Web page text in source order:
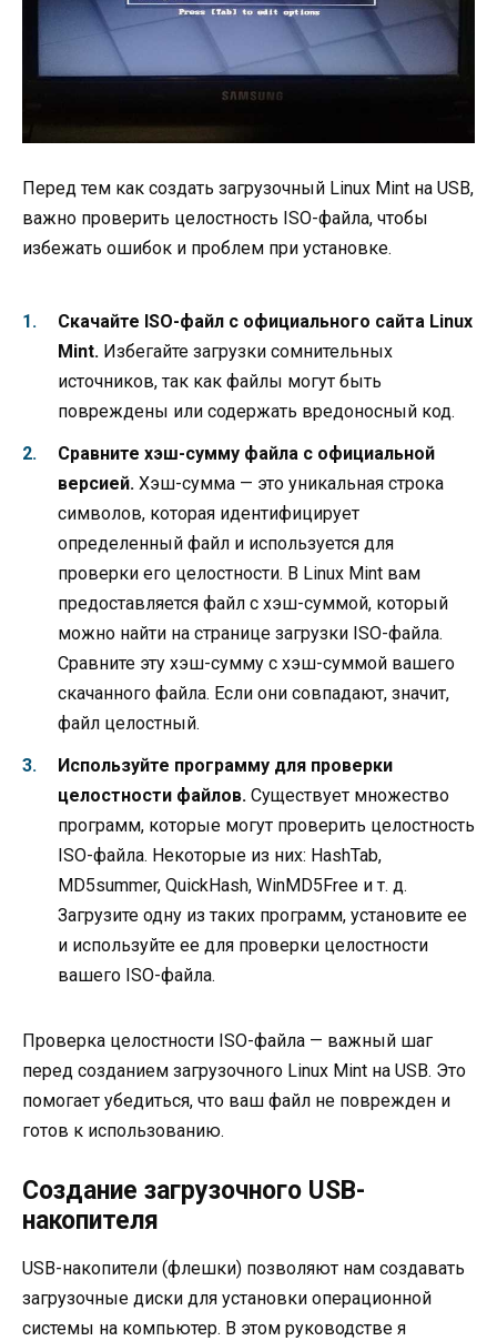
Перед тем как создать загрузочный Linux Mint на USB,
важно проверить целостность ISO-файла, чтобы
избежать ошибок и проблем при установке.
Скачайте ISO-файл с официального сайта Linux
Mint. Избегайте загрузки сомнительных
источников, так как файлы могут быть
повреждены или содержать вредоносный код.
Сравните хэш-сумму файла с официальной
версией. Хэш-сумма — это уникальная строка
символов, которая идентифицирует
определенный файл и используется для
проверки его целостности. В Linux Mint вам
предоставляется файл с хэш-суммой, который
можно найти на странице загрузки ISO-файла.
Сравните эту хэш-сумму с хэш-суммой вашего
скачанного файла. Если они совпадают, значит,
файл целостный.
Используйте программу для проверки
целостности файлов. Существует множество
программ, которые могут проверить целостность
ISO-файла. Некоторые из них: HashTab,
MD5summer, QuickHash, WinMD5Free и т. д.
Загрузите одну из таких программ, установите ее
и используйте ее для проверки целостности
вашего ISO-файла.
Проверка целостности ISO-файла — важный шаг
перед созданием загрузочного Linux Mint на USB. Это
помогает убедиться, что ваш файл не поврежден и
готов к использованию.
Создание загрузочного USB-
накопителя
USB-накопители (флешки) позволяют нам создавать
загрузочные диски для установки операционной
системы на компьютер. В этом руководстве я